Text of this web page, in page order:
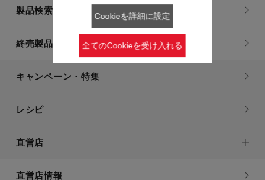
製品検索一覧
終売製品一覧
キャンペーン・特集
レシピ
直営店
直営店情報
Cookieを詳細に設定
全てのCookieを受け入れる